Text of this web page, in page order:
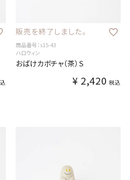
販売を終了しました。
商品番号：s15-43
ハロウィン
おばけカボチャ（茶）S
¥ 2,420 税込